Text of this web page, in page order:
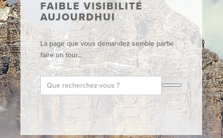
FAIBLE VISIBILITÉ
AUJOURDHUI
La page que vous demandez semble partie
faire un tour...